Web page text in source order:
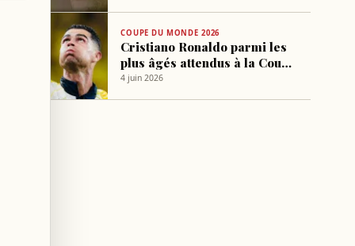
COUPE DU MONDE 2026
Cristiano Ronaldo parmi les
plus âgés attendus à la Coupe
du Monde 2026
4 juin 2026